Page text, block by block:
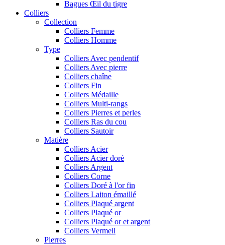
Bagues Œil du tigre
Colliers
Collection
Colliers Femme
Colliers Homme
Type
Colliers Avec pendentif
Colliers Avec pierre
Colliers chaîne
Colliers Fin
Colliers Médaille
Colliers Multi-rangs
Colliers Pierres et perles
Colliers Ras du cou
Colliers Sautoir
Matière
Colliers Acier
Colliers Acier doré
Colliers Argent
Colliers Corne
Colliers Doré à l'or fin
Colliers Laiton émaillé
Colliers Plaqué argent
Colliers Plaqué or
Colliers Plaqué or et argent
Colliers Vermeil
Pierres